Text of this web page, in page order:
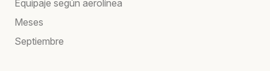
Equipaje según aerolínea
Meses
Septiembre